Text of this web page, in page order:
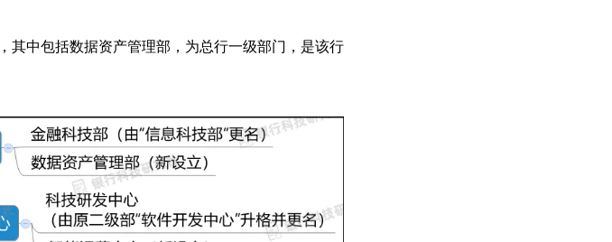
其中包括数据资产管理部，为总行一级部门，是该行